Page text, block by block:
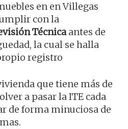
en en Villegas
con la
Técnicaantes de
la cual se halla
registro
que tiene más de
a pasar la ITE cada
de forma minuciosa de